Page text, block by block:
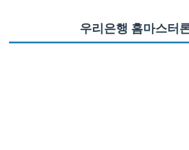
우리은행 홈마스터